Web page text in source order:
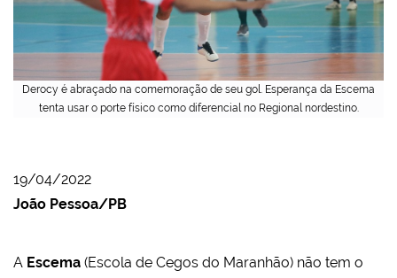
Derocy é abraçado na comemoração de seu gol. Esperança da Escema
tenta usar o porte físico como diferencial no Regional nordestino.
19/04/2022
João Pessoa/PB
A Escema (Escola de Cegos do Maranhão) não tem o